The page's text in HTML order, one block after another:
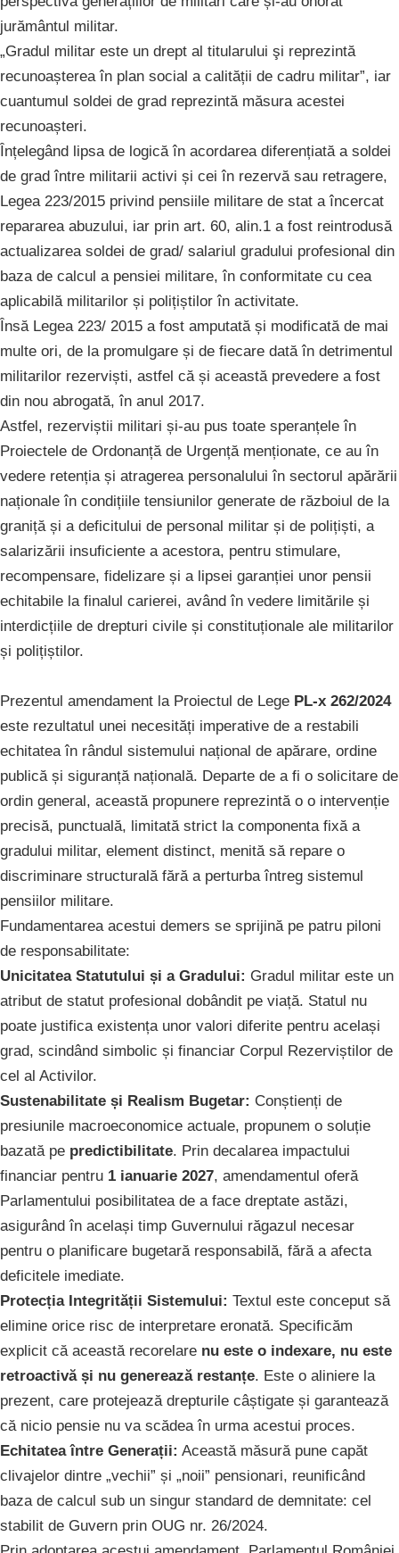
jurământul militar.
„Gradul militar este un drept al titularului şi reprezintă
recunoașterea în plan social a calității de cadru militar”, iar
cuantumul soldei de grad reprezintă măsura acestei
recunoașteri.
Înțelegând lipsa de logică în acordarea diferențiată a soldei
de grad între militarii activi și cei în rezervă sau retragere,
Legea 223/2015 privind pensiile militare de stat a încercat
repararea abuzului, iar prin art. 60, alin.1 a fost reintrodusă
actualizarea soldei de grad/ salariul gradului profesional din
baza de calcul a pensiei militare, în conformitate cu cea
aplicabilă militarilor și polițiștilor în activitate.
Însă Legea 223/ 2015 a fost amputată și modificată de mai
multe ori, de la promulgare și de fiecare dată în detrimentul
militarilor rezerviști, astfel că și această prevedere a fost
din nou abrogată, în anul 2017.
Astfel, rezerviștii militari și-au pus toate speranțele în
Proiectele de Ordonanță de Urgență menționate, ce au în
vedere retenția și atragerea personalului în sectorul apărării
naționale în condițiile tensiunilor generate de războiul de la
graniță și a deficitului de personal militar și de polițiști, a
salarizării insuficiente a acestora, pentru stimulare,
recompensare, fidelizare și a lipsei garanției unor pensii
echitabile la finalul carierei, având în vedere limitările și
interdicțiile de drepturi civile și constituționale ale militarilor
și polițiștilor.
Prezentul amendament la Proiectul de Lege PL-x 262/2024
este rezultatul unei necesități imperative de a restabili
echitatea în rândul sistemului național de apărare, ordine
publică și siguranță națională. Departe de a fi o solicitare de
ordin general, această propunere reprezintă o o intervenție
precisă, punctuală, limitată strict la componenta fixă a
gradului militar, element distinct, menită să repare o
discriminare structurală fără a perturba întreg sistemul
pensiilor militare.
Fundamentarea acestui demers se sprijină pe patru piloni
de responsabilitate:
Unicitatea Statutului și a Gradului: Gradul militar este un
atribut de statut profesional dobândit pe viață. Statul nu
poate justifica existența unor valori diferite pentru același
grad, scindând simbolic și financiar Corpul Rezerviștilor de
cel al Activilor.
Sustenabilitate și Realism Bugetar: Conștienți de
presiunile macroeconomice actuale, propunem o soluție
bazată pe predictibilitate. Prin decalarea impactului
financiar pentru 1 ianuarie 2027, amendamentul oferă
Parlamentului posibilitatea de a face dreptate astăzi,
asigurând în același timp Guvernului răgazul necesar
pentru o planificare bugetară responsabilă, fără a afecta
deficitele imediate.
Protecția Integrității Sistemului: Textul este conceput să
elimine orice risc de interpretare eronată. Specificăm
explicit că această recorelare nu este o indexare, nu este
retroactivă și nu generează restanțe. Este o aliniere la
prezent, care protejează drepturile câștigate și garantează
că nicio pensie nu va scădea în urma acestui proces.
Echitatea între Generații: Această măsură pune capăt
clivajelor dintre „vechii” și „noii” pensionari, reunificând
baza de calcul sub un singur standard de demnitate: cel
stabilit de Guvern prin OUG nr. 26/2024.